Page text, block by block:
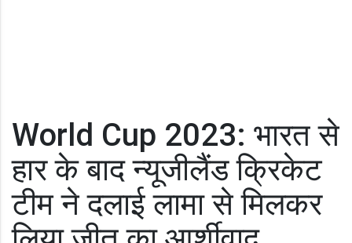
World Cup 2023: भारत से
हार के बाद न्यूजीलैंड क्रिकेट
टीम ने दलाई लामा से मिलकर